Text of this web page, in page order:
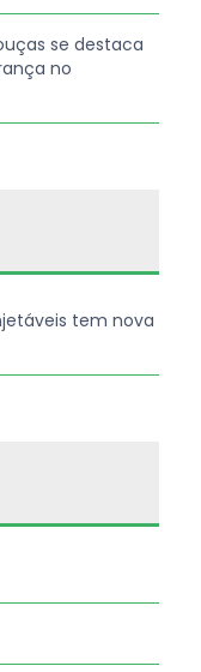
se destaca
no
tem nova